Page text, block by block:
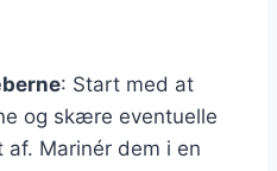
: Start med at
og skære eventuelle
Marinér dem i en